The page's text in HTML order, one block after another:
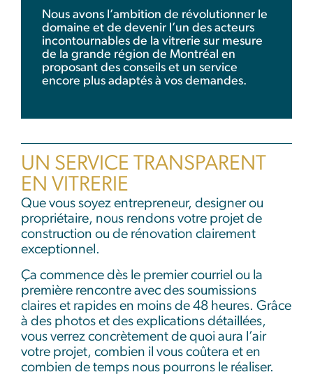
Nous avons l’ambition de révolutionner le
domaine et de devenir l’un des acteurs
incontournables de la vitrerie sur mesure
de la grande région de Montréal en
proposant des conseils et un service
encore plus adaptés à vos demandes.
UN SERVICE TRANSPARENT
EN VITRERIE
Que vous soyez entrepreneur, designer ou
propriétaire, nous rendons votre projet de
construction ou de rénovation clairement
exceptionnel.
Ça commence dès le premier courriel ou la
première rencontre avec des soumissions
claires et rapides en moins de 48 heures. Grâce
à des photos et des explications détaillées,
vous verrez concrètement de quoi aura l’air
votre projet, combien il vous coûtera et en
combien de temps nous pourrons le réaliser.